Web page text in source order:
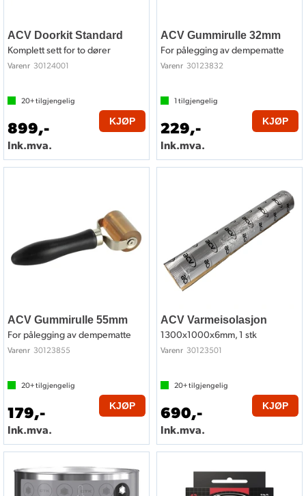
ACV Doorkit Standard
Komplett sett for to dører
Varenr 30124001
20+tilgjengelig
899,-
Ink.mva.
KJØP
ACV Gummirulle 32mm
For pålegging av dempematte
Varenr 30123832
1 tilgjengelig
229,-
Ink.mva.
KJØP
ACV Gummirulle 55mm
For pålegging av dempematte
Varenr 30123855
20+tilgjengelig
179,-
Ink.mva.
KJØP
ACV Varmeisolasjon
1300x1000x6mm, 1 stk
Varenr 30123501
20+tilgjengelig
690,-
Ink.mva.
KJØP